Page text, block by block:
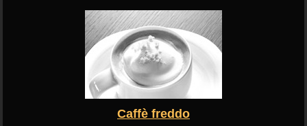
Caffè freddo